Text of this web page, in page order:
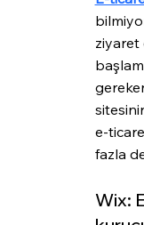
ziyaret
e-
fazla
Wix: